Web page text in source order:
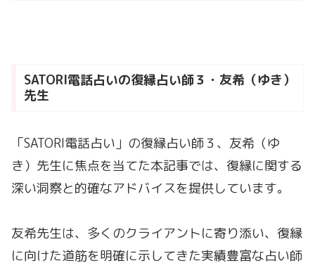
SATORI電話占いの復縁占い師３・友希（ゆき）
先生
「SATORI電話占い」の復縁占い師３、友希（ゆ
き）先生に焦点を当てた本記事では、復縁に関する
深い洞察と的確なアドバイスを提供しています。
友希先生は、多くのクライアントに寄り添い、復縁
に向けた道筋を明確に示してきた実績豊富な占い師